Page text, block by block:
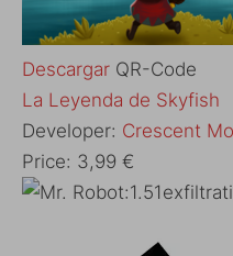
Descargar QR-Code
‎La Leyenda de Skyfish
Developer: Crescent
Price: 3,99 €